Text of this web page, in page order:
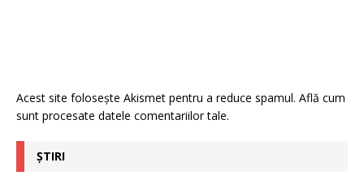
Acest site folosește Akismet pentru a reduce spamul. Află cum
sunt procesate datele comentariilor tale.
ȘTIRI